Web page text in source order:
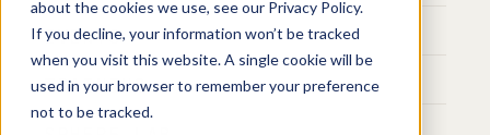
about the cookies we use, see our Privacy Policy.
If you decline, your information won’t be tracked
when you visit this website. A single cookie will be
used in your browser to remember your preference
not to be tracked.
EVENTS
TRAINING